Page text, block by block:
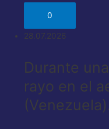
0
28.07.2026
Durante
rayo en el